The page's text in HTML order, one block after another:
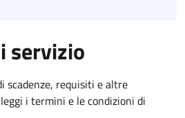
servizio
scadenze, requisiti e altre
i termini e le condizioni di